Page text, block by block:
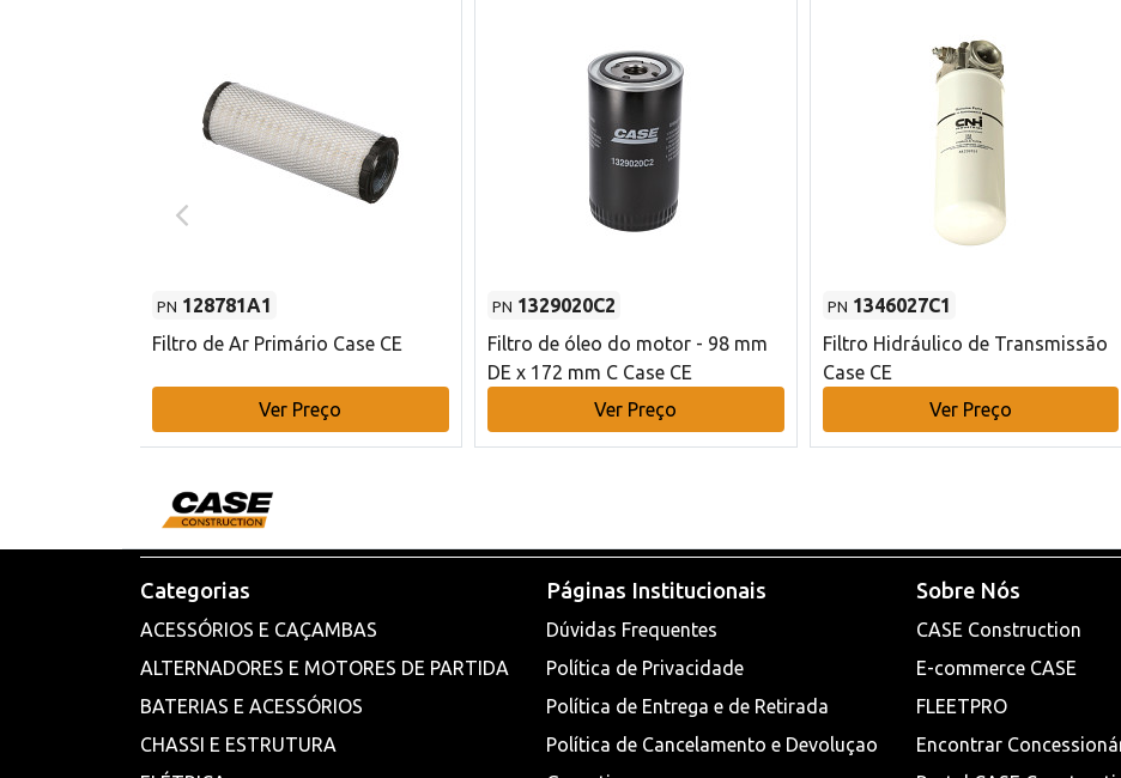
PN 128781A1
Filtro de Ar Primário Case CE
Ver Preço
PN 1329020C2
Filtro de óleo do motor - 98 mm
DE x 172 mm C Case CE
Ver Preço
PN 1346027C1
Filtro Hidráulico de Transmissão
Case CE
Ver Preço
Categorias
ACESSÓRIOS E CAÇAMBAS
ALTERNADORES E MOTORES DE PARTIDA
BATERIAS E ACESSÓRIOS
CHASSI E ESTRUTURA
Páginas Institucionais
Dúvidas Frequentes
Política de Privacidade
Política de Entrega e de Retirada
Política de Cancelamento e Devoluçao
Sobre Nós
CASE Construction
E-commerce CASE
FLEETPRO
Encontrar